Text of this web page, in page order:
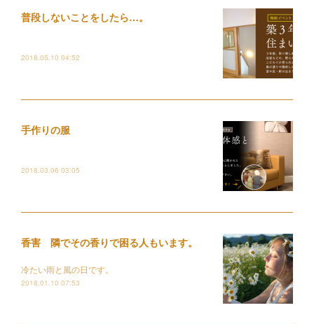
普段しないことをしたら…。
2018.05.10 04:52
手作りの服
2018.03.06 03:05
香害 隣でその香りで困る人もいます。
冷たい雨と風の日です。
2018.01.10 07:53